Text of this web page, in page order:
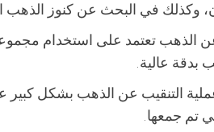
وكذلك في البحث عن كنوز الذهب
عن الذهب تعتمد على استخدام
بدقة عالية.
التنقيب عن الذهب بشكل
تم جمعها.